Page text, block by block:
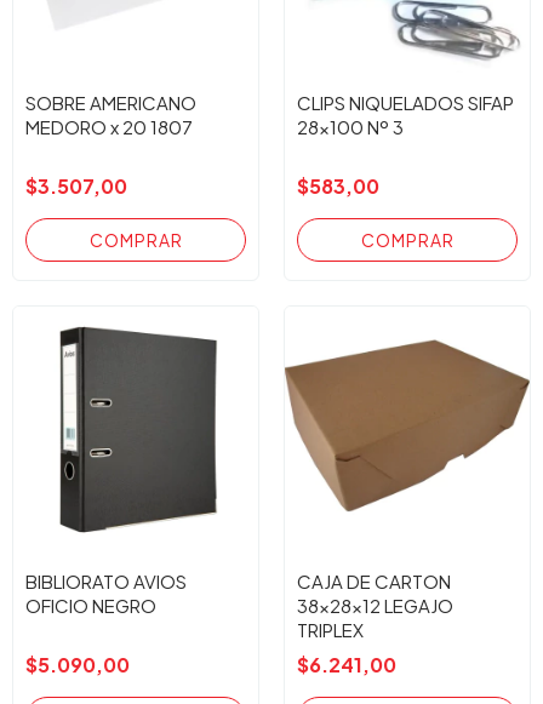
SOBRE AMERICANO
MEDORO x 20 1807
$3.507,00
CLIPS NIQUELADOS SIFAP
28x100 Nº 3
$583,00
BIBLIORATO AVIOS
OFICIO NEGRO
$5.090,00
CAJA DE CARTON
38x28x12 LEGAJO
TRIPLEX
$6.241,00